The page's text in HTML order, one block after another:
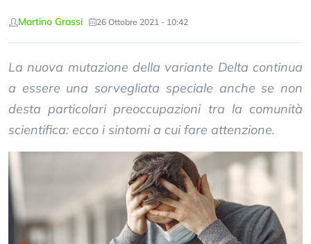
Martino Grassi 26 Ottobre 2021 - 10:42
La nuova mutazione della variante Delta continua
a essere una sorvegliata speciale anche se non
desta particolari preoccupazioni tra la comunità
scientifica: ecco i sintomi a cui fare attenzione.